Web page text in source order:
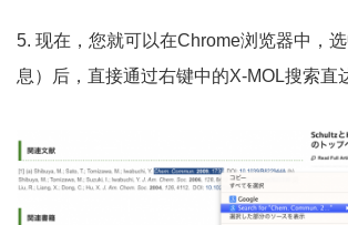
5. 现在，您就可以在Chrome浏览器中，
息）后，直接通过右键中的X-MOL搜索直